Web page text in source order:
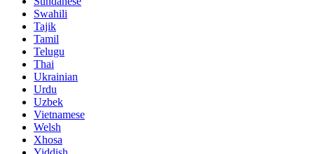
Swahili
Tajik
Tamil
Telugu
Thai
Ukrainian
Urdu
Uzbek
Vietnamese
Welsh
Xhosa